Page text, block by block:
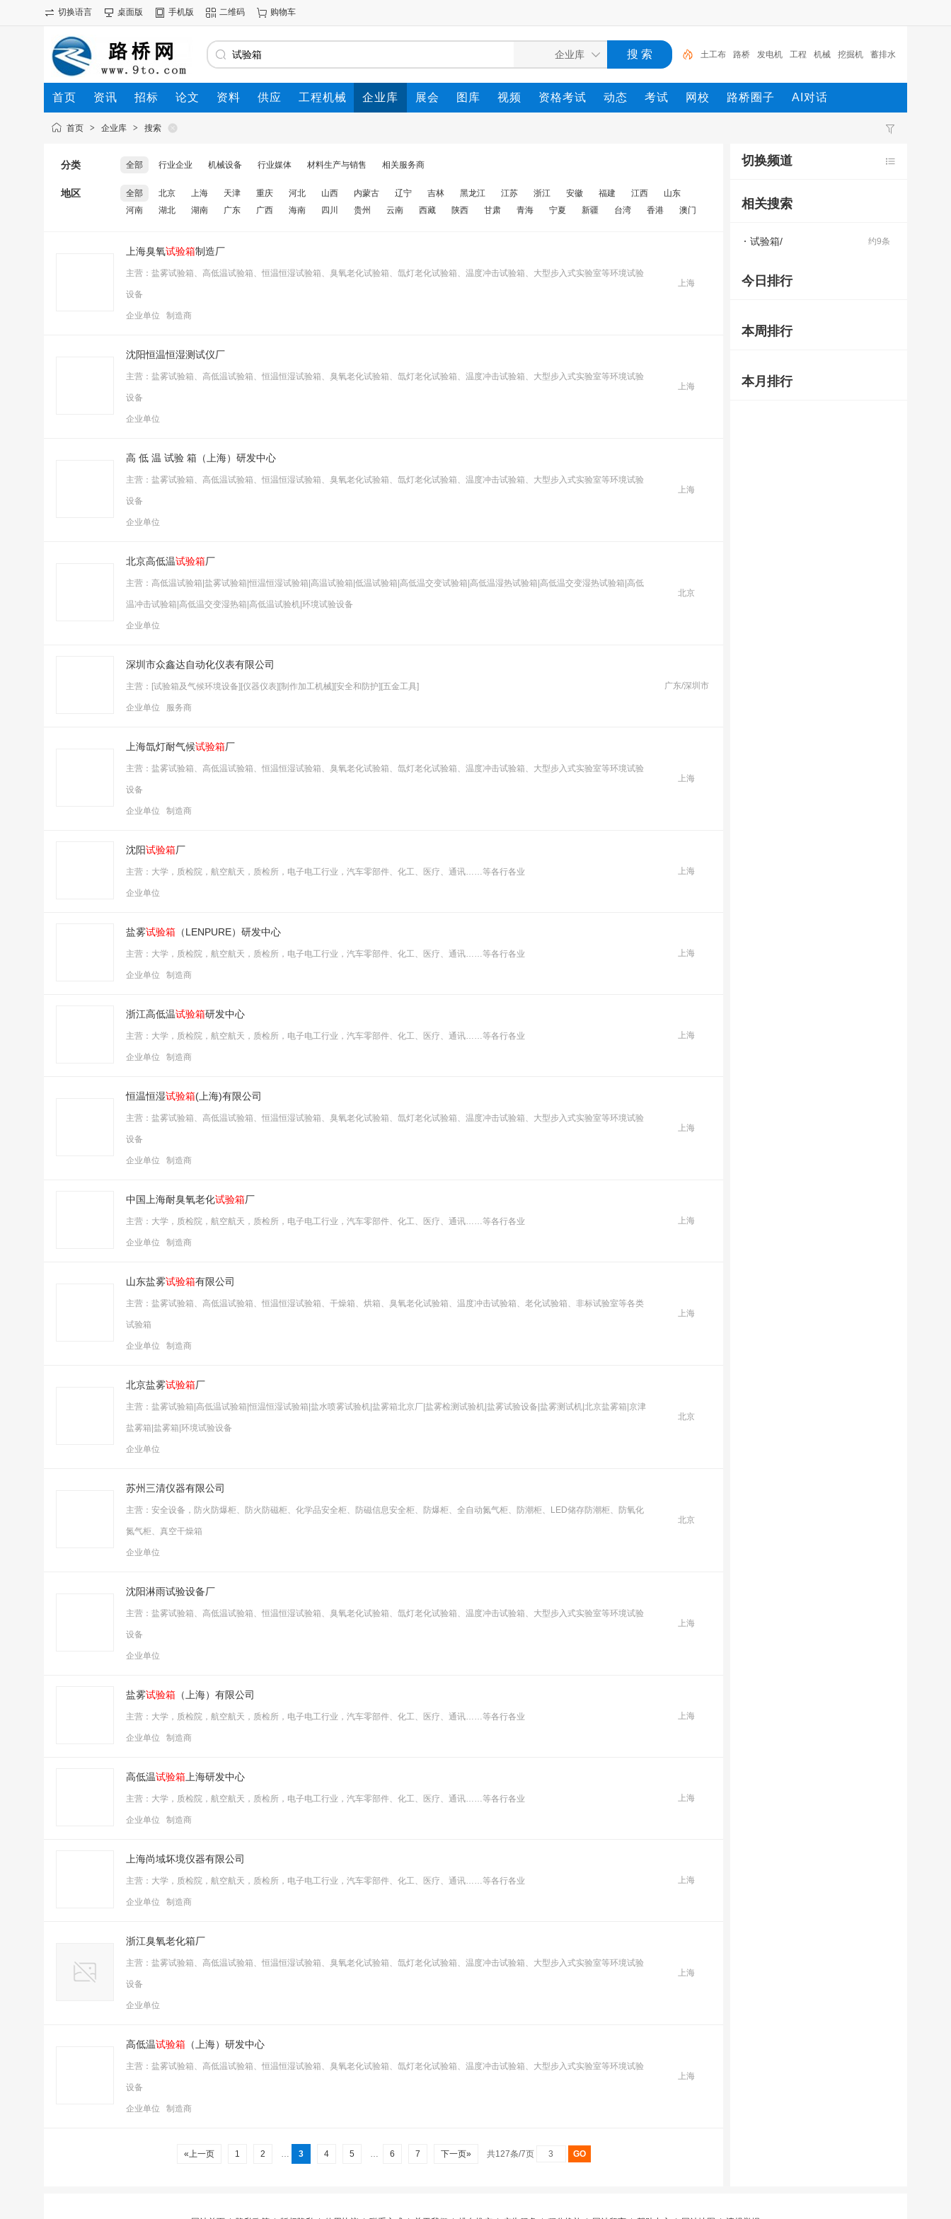
切换语言 桌面版 手机版 二维码 购物车
土工布 路桥 发电机 工程 机械 挖掘机 蓄排水
板 千斤顶 试验箱 土工格栅
首页 资讯 招标 论文 资料 供应 工程机械 企业库 展会 图库 视频 资格考试 动态 考试 网校 路桥圈子 AI对话
首页 > 企业库 > 搜索
分类 全部 行业企业 机械设备 行业媒体 材料生产与销售 相关服务商
地区 全部 北京 上海 天津 重庆 河北 山西 内蒙古 辽宁 吉林 黑龙江 江苏 浙江 安徽 福建 江西
山东
河南
湖北 湖南 广东 广西 海南 四川 贵州 云南 西藏 陕西 甘肃 青海 宁夏 新疆 台湾 香港 澳门
上海臭氧试验箱制造厂
主营：盐雾试验箱、高低温试验箱、恒温恒湿试验箱、臭氧老化试验箱、氙灯老化试验箱、温度冲击试验箱、大型步入式实验室等环境试验
设备
企业单位 制造商
上海
沈阳恒温恒湿测试仪厂
主营：盐雾试验箱、高低温试验箱、恒温恒湿试验箱、臭氧老化试验箱、氙灯老化试验箱、温度冲击试验箱、大型步入式实验室等环境试验
设备
企业单位
上海
高 低 温 试验 箱（上海）研发中心
主营：盐雾试验箱、高低温试验箱、恒温恒湿试验箱、臭氧老化试验箱、氙灯老化试验箱、温度冲击试验箱、大型步入式实验室等环境试验
设备
企业单位
上海
北京高低温试验箱厂
主营：高低温试验箱|盐雾试验箱|恒温恒湿试验箱|高温试验箱|低温试验箱|高低温交变试验箱|高低温湿热试验箱|高低温交变湿热试验箱|高低
温冲击试验箱|高低温交变湿热箱|高低温试验机|环境试验设备
企业单位
北京
深圳市众鑫达自动化仪表有限公司
主营：[试验箱及气候环境设备][仪器仪表][制作加工机械][安全和防护][五金工具]
企业单位 服务商
广东/深圳市
上海氙灯耐气候试验箱厂
主营：盐雾试验箱、高低温试验箱、恒温恒湿试验箱、臭氧老化试验箱、氙灯老化试验箱、温度冲击试验箱、大型步入式实验室等环境试验
设备
企业单位 制造商
上海
沈阳试验箱厂
主营：大学，质检院，航空航天，质检所，电子电工行业，汽车零部件、化工、医疗、通讯……等各行各业
企业单位
上海
盐雾试验箱 （LENPURE）研发中心
主营：大学，质检院，航空航天，质检所，电子电工行业，汽车零部件、化工、医疗、通讯……等各行各业
企业单位 制造商
上海
浙江高低温试验箱研发中心
主营：大学，质检院，航空航天，质检所，电子电工行业，汽车零部件、化工、医疗、通讯……等各行各业
企业单位 制造商
上海
恒温恒湿试验箱(上海)有限公司
主营：盐雾试验箱、高低温试验箱、恒温恒湿试验箱、臭氧老化试验箱、氙灯老化试验箱、温度冲击试验箱、大型步入式实验室等环境试验
设备
企业单位 制造商
上海
中国上海耐臭氧老化试验箱厂
主营：大学，质检院，航空航天，质检所，电子电工行业，汽车零部件、化工、医疗、通讯……等各行各业
企业单位 制造商
上海
山东盐雾试验箱有限公司
主营：盐雾试验箱、高低温试验箱、恒温恒湿试验箱、干燥箱、烘箱、臭氧老化试验箱、温度冲击试验箱、老化试验箱、非标试验室等各类
试验箱
企业单位 制造商
上海
北京盐雾试验箱厂
主营：盐雾试验箱|高低温试验箱|恒温恒湿试验箱|盐水喷雾试验机|盐雾箱北京厂|盐雾检测试验机|盐雾试验设备|盐雾测试机|北京盐雾箱|京津
盐雾箱|盐雾箱|环境试验设备
企业单位
北京
苏州三清仪器有限公司
主营：安全设备，防火防爆柜、防火防磁柜、化学品安全柜、防磁信息安全柜、防爆柜、全自动氮气柜、防潮柜、LED储存防潮柜、防氧化
氮气柜、真空干燥箱
企业单位
北京
沈阳淋雨试验设备厂
主营：盐雾试验箱、高低温试验箱、恒温恒湿试验箱、臭氧老化试验箱、氙灯老化试验箱、温度冲击试验箱、大型步入式实验室等环境试验
设备
企业单位
上海
盐雾试验箱 （上海）有限公司
主营：大学，质检院，航空航天，质检所，电子电工行业，汽车零部件、化工、医疗、通讯……等各行各业
企业单位 制造商
上海
高低温试验箱 上海研发中心
主营：大学，质检院，航空航天，质检所，电子电工行业，汽车零部件、化工、医疗、通讯……等各行各业
企业单位 制造商
上海
上海尚域坏境仪器有限公司
主营：大学，质检院，航空航天，质检所，电子电工行业，汽车零部件、化工、医疗、通讯……等各行各业
企业单位 制造商
上海
浙江臭氧老化箱厂
主营：盐雾试验箱、高低温试验箱、恒温恒湿试验箱、臭氧老化试验箱、氙灯老化试验箱、温度冲击试验箱、大型步入式实验室等环境试验
设备
企业单位
上海
高低温试验箱 （上海）研发中心
主营：盐雾试验箱、高低温试验箱、恒温恒湿试验箱、臭氧老化试验箱、氙灯老化试验箱、温度冲击试验箱、大型步入式实验室等环境试验
设备
企业单位 制造商
上海
«上一页 1 2 … 3 4 5 … 6 7 下一页» 共127条/7页
切换频道
相关搜索
约9条
试验箱/
今日排行
本周排行
本月排行